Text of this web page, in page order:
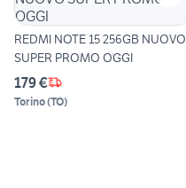
REDMI NOTE 15 256GB NUOVO
SUPER PROMO OGGI
179 €
Torino(TO)